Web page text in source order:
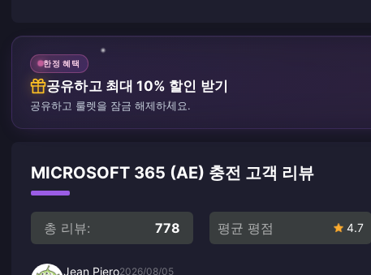
한정 혜택
공유하고 최대 10% 할인 받기
공유하고 룰렛을 잠금 해제하세요.
MICROSOFT 365 (AE) 충전 고객 리뷰
총 리뷰: 778 평균 평점 4.7
Jean Piero2026/08/05